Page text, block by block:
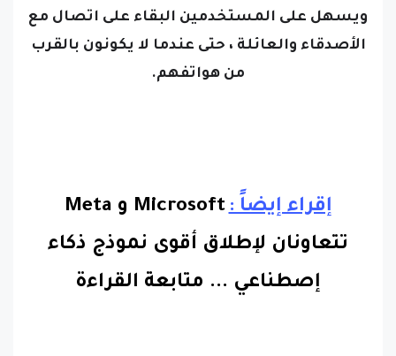
ويسهل على المستخدمين البقاء على اتصال مع
الأصدقاء والعائلة ، حتى عندما لا يكونون بالقرب
من هواتفهم.
إقراء إيضاً :
Microsoft و Meta
تتعاونان لإطلاق أقوى نموذج ذكاء
إصطناعي ... متابعة القراءة